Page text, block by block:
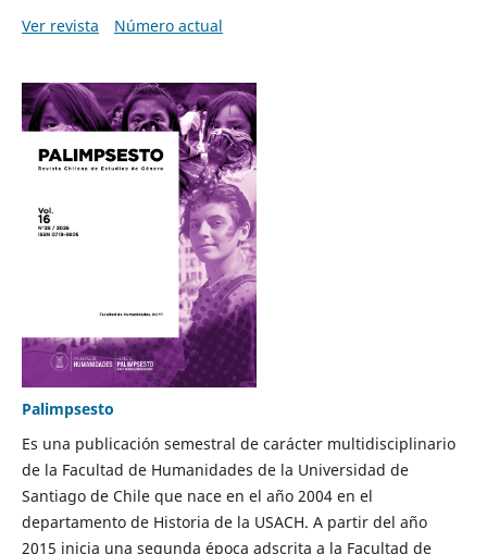
Ver revista
Número actual
Palimpsesto
Es una publicación semestral de carácter multidisciplinario
de la Facultad de Humanidades de la Universidad de
Santiago de Chile que nace en el año 2004 en el
departamento de Historia de la USACH. A partir del año
2015 inicia una segunda época adscrita a la Facultad de